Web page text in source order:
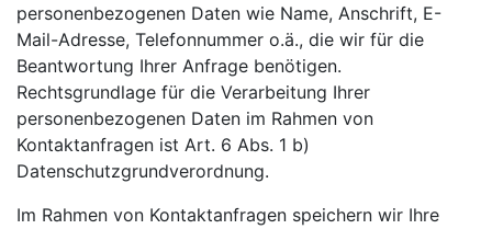
personenbezogenen Daten wie Name, Anschrift, E-
Mail-Adresse, Telefonnummer o.ä., die wir für die
Beantwortung Ihrer Anfrage benötigen.
Rechtsgrundlage für die Verarbeitung Ihrer
personenbezogenen Daten im Rahmen von
Kontaktanfragen ist Art. 6 Abs. 1 b)
Datenschutzgrundverordnung.
Im Rahmen von Kontaktanfragen speichern wir Ihre